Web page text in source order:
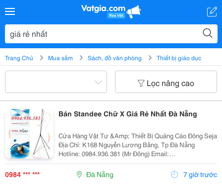
Trang Chủ Mua sắm Sách, đồ văn phòng Thiết bị giáo dục
Lọc nâng cao
Bán Standee Chữ X Giá Rẻ Nhất Đà Nẵng
Cửa Hàng Vật Tư &Amp; Thiết Bị Quảng Cáo Đông Seja
Địa Chỉ: K168 Nguyễn Lương Bằng, Tp Đà Nẵng
Hotline: 0984.936.381 (Mr Đông) Email:
Standeedn@Gmail.com Facebook:
Https://Www.facebook.com/Standeedn?Fref=Ts
Standee Chữ X A5 Là Loại
0984 *** *** Đà Nẵng 7 giờ trước